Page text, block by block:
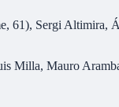
61), Sergi Altimira,
Milla, Mauro